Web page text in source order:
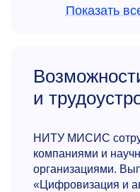
Георгий
К.т.н., доцент
новых
металлов
Показать
и
НИТУ МИСИС
компаниями и
организациями.
«Цифровизация и